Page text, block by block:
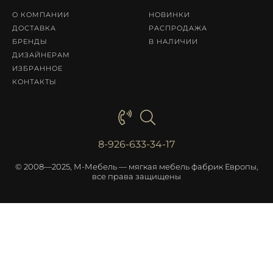
О КОМПАНИИ
ДОСТАВКА
БРЕНДЫ
ДИЗАЙНЕРАМ
ИЗБРАННОЕ
КОНТАКТЫ
НОВИНКИ
РАСПРОДАЖА
В НАЛИЧИИ
8-926-633-34-17
© 2008—2025, М-Мебель — мягкая мебель фабрик Европы,
все права защищены